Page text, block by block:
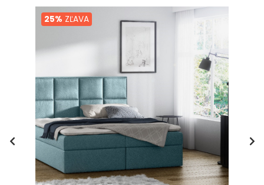
25% ZĽAVA